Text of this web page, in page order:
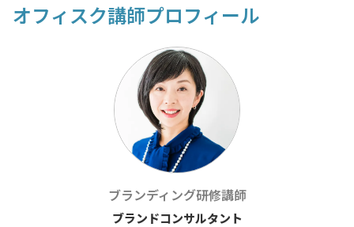
オフィスク講師プロフィール
ブランディング研修講師
ブランドコンサルタント